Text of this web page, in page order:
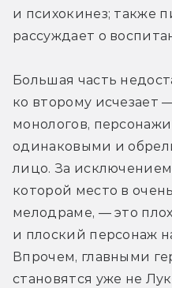
и психокинез; также
рассуждает о
Большая часть
ко второму исчезает
монологов,
одинаковыми и
лицо. За
которой место в
мелодраме, — это
и плоский персонаж
Впрочем, главными
становятся уже не